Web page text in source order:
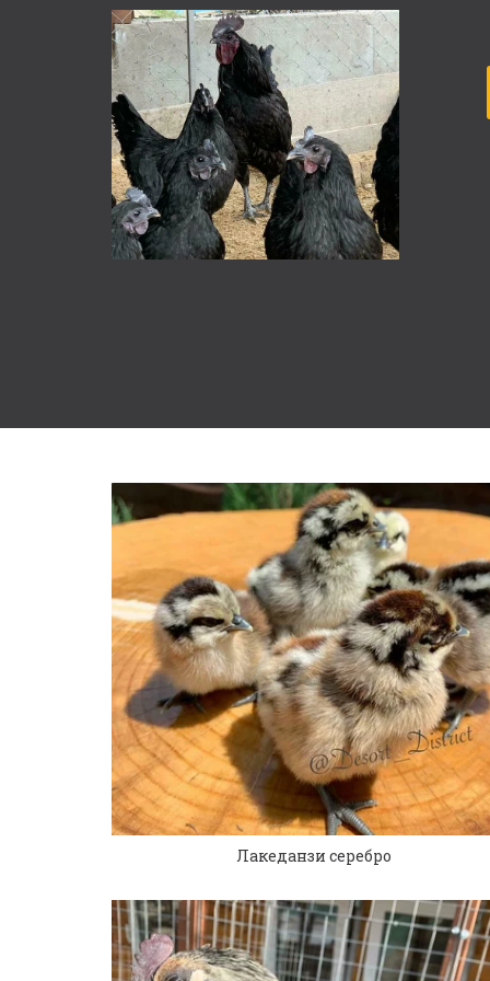
Лакеданзи серебро